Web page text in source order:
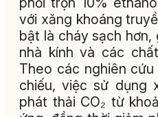
với xăng khoáng
bật là cháy sạch
nhà kính và các
Theo các nghiên
chiếu, việc sử dụng
phát thải CO₂ từ